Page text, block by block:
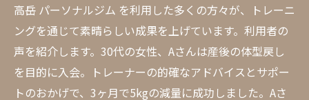
高岳 パーソナルジム を利用した多くの方々が、トレーニ
ングを通じて素晴らしい成果を上げています。利用者の
声を紹介します。30代の女性、Aさんは産後の体型戻し
を目的に入会。トレーナーの的確なアドバイスとサポー
トのおかげで、3ヶ月で5kgの減量に成功しました。Aさ